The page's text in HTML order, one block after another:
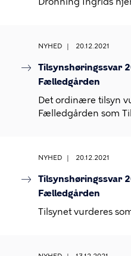
NYHED 20.12.2021
Tilsynshøringssvar
Fælledgården
Det ordinære tilsyn
Fælledgården som
NYHED 20.12.2021
Tilsynshøringssvar
Fælledgården
Tilsynet vurderes